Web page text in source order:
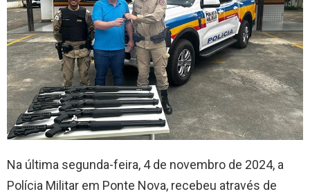
Na última segunda-feira, 4 de novembro de 2024, a
Polícia Militar em Ponte Nova, recebeu através de